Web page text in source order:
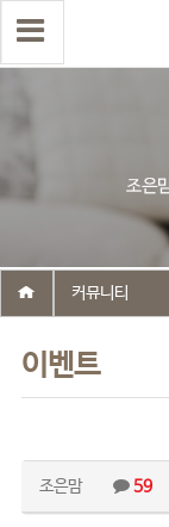
이벤트
커뮤니티
조은맘 59